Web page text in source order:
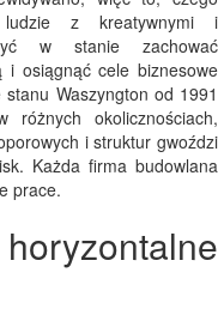
ludzie z kreatywnymi i
w stanie zachować
i osiągnąć cele biznesowe
Waszyngton od 1991
różnych okolicznościach,
i struktur gwoździ
Każda firma budowlana
prace.